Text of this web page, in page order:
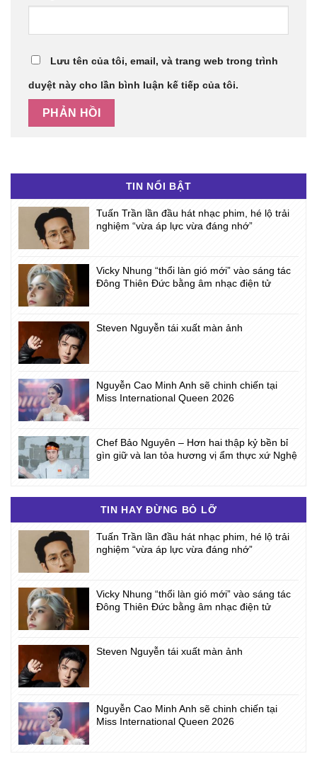
Lưu tên của tôi, email, và trang web trong trình
duyệt này cho lần bình luận kế tiếp của tôi.
TIN NỔI BẬT
Tuấn Trần lần đầu hát nhạc phim, hé lộ trải
nghiệm “vừa áp lực vừa đáng nhớ”
Vicky Nhung “thổi làn gió mới” vào sáng tác
Đông Thiên Đức bằng âm nhạc điện tử
Steven Nguyễn tái xuất màn ảnh
Nguyễn Cao Minh Anh sẽ chinh chiến tại
Miss International Queen 2026
Chef Bảo Nguyên – Hơn hai thập kỷ bền bỉ
gìn giữ và lan tỏa hương vị ẩm thực xứ Nghệ
TIN HAY ĐỪNG BỎ LỠ
Tuấn Trần lần đầu hát nhạc phim, hé lộ trải
nghiệm “vừa áp lực vừa đáng nhớ”
Vicky Nhung “thổi làn gió mới” vào sáng tác
Đông Thiên Đức bằng âm nhạc điện tử
Steven Nguyễn tái xuất màn ảnh
Nguyễn Cao Minh Anh sẽ chinh chiến tại
Miss International Queen 2026